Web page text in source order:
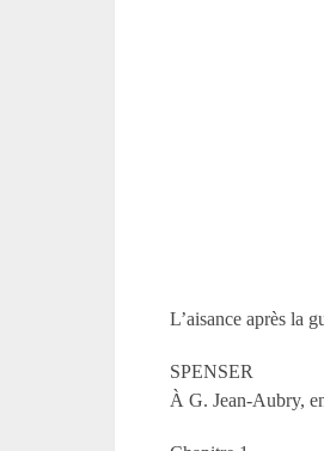
L’aisance après la
SPENSER
À G. Jean-Aubry,